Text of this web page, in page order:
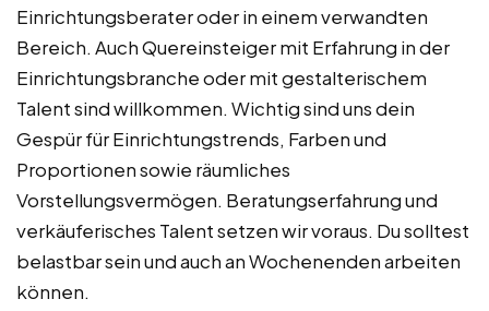
Einrichtungsberater oder in einem verwandten
Bereich. Auch Quereinsteiger mit Erfahrung in der
Einrichtungsbranche oder mit gestalterischem
Talent sind willkommen. Wichtig sind uns dein
Gespür für Einrichtungstrends, Farben und
Proportionen sowie räumliches
Vorstellungsvermögen. Beratungserfahrung und
verkäuferisches Talent setzen wir voraus. Du solltest
belastbar sein und auch an Wochenenden arbeiten
können.